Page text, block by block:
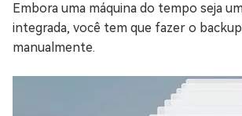
Embora uma máquina do tempo seja
integrada, você tem que fazer o
manualmente.